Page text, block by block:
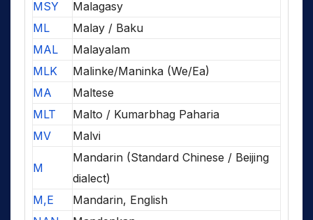
MSY
Malagasy
ML
Malay / Baku
MAL
Malayalam
MLK
Malinke/Maninka (We/Ea)
MA
Maltese
MLT
Malto / Kumarbhag Paharia
MV
Malvi
M
Mandarin (Standard Chinese / Beijing
dialect)
M,E
Mandarin, English